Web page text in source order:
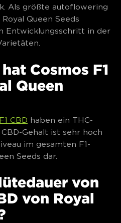
Als größte autoflowering
Queen Seeds
Entwicklungsschritt in der
Cosmos F1
Queen
CBD haben ein THC-
Gehalt ist sehr hoch
im gesamten F1-
Seeds dar.
von
von Royal